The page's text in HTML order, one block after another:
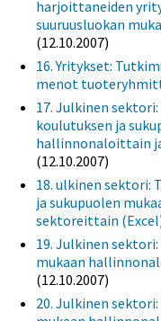
harjoittaneiden
suuruusluokan
(12.10.2007)
16. Yritykset:
menot
17. Julkinen
koulutuksen ja
hallinnonaloittain
(12.10.2007)
18. ulkinen sektori:
ja sukupuolen
sektoreittain
19. Julkinen
mukaan
(12.10.2007)
20. Julkinen